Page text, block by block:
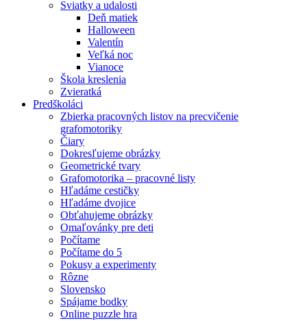
Sviatky a udalosti
Deň matiek
Halloween
Valentín
Veľká noc
Vianoce
Škola kreslenia
Zvieratká
Predškoláci
Zbierka pracovných listov na precvičenie
grafomotoriky
Čiary
Dokresľujeme obrázky
Geometrické tvary
Grafomotorika – pracovné listy
Hľadáme cestičky
Hľadáme dvojice
Obťahujeme obrázky
Omaľovánky pre deti
Počítame
Počítame do 5
Pokusy a experimenty
Rôzne
Slovensko
Spájame bodky
Online puzzle hra